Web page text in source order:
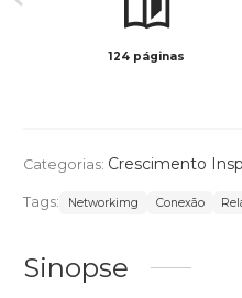
124 páginas
Categorias: Crescimento
Tags: Networkimg Conexão
Sinopse